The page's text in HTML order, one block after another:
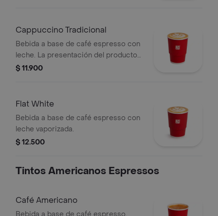
minutos de haber sido preparado.
Cappuccino Tradicional
Bebida a base de café espresso con
leche. La presentación del producto
puede variar significativamente tras 5
domicilio.
$ 11.900
Flat White
Bebida a base de café espresso con
leche vaporizada.
$ 12.500
Tintos Americanos Espressos
Café Americano